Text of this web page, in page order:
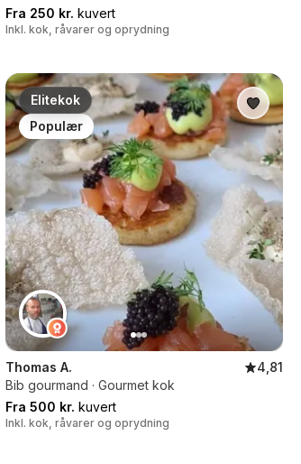
Fra 250 kr. kuvert
Inkl. kok, råvarer og oprydning
Elitekok
Populær
Thomas A.
4,81
Bib gourmand · Gourmet kok
Fra 500 kr. kuvert
Inkl. kok, råvarer og oprydning